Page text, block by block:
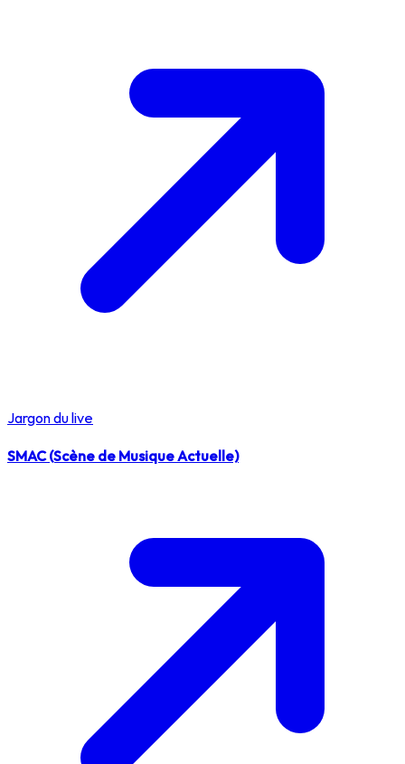
Jargon du live
SMAC (Scène de Musique Actuelle)